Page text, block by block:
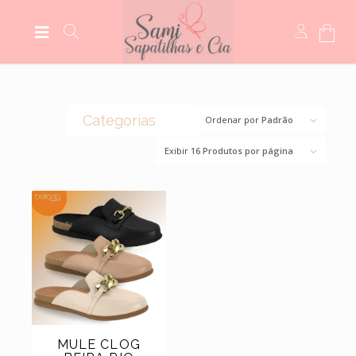
Ordenar porPadrão
Exibir 16 Produtos por página
MULE CLOG
Categorias
BOTAS
MEIAS (5)
MOCASSIM
SANDÁLIAS
SCARPINS
SAPATILHAS